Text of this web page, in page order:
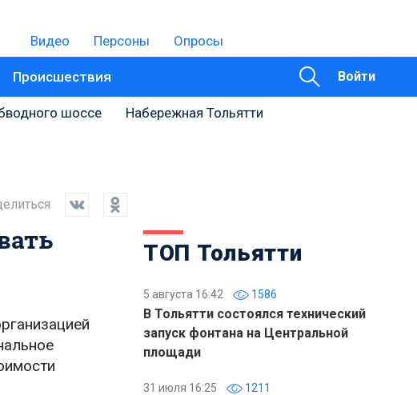
Видео Персоны Опросы
Происшествия Войти
шоссе
Набережная Тольятти
ТОП Тольятти
5 августа 16:42 1586
В Тольятти состоялся технический
запуск фонтана на Центральной
площади
31 июля 16:25 1211